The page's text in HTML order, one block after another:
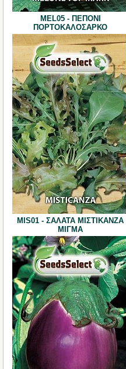
MΕL05 - ΠΕΠΟΝΙ
ΠΟΡΤΟΚΑΛΟΣΑΡΚΟ
MIS01 - ΣΑΛΑΤΑ ΜΙΣΤΙΚΑΝΖΑ
ΜΙΓΜΑ